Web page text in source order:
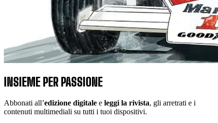
INSIEME PER PASSIONE
Abbonati all’edizione digitale e leggi la rivista, gli arretrati e i
contenuti multimediali su tutti i tuoi dispositivi.